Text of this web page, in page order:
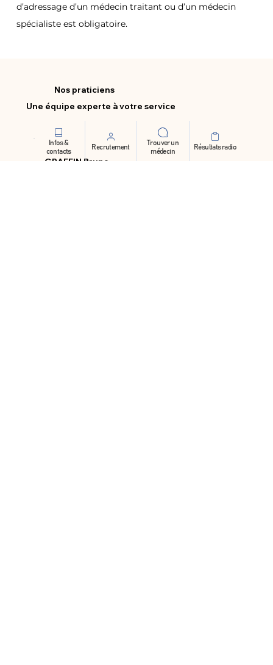
d’adressage d’un médecin traitant ou d’un médecin
spécialiste est obligatoire.
Nos praticiens
Une équipe experte à votre service
GRAFFIN Bruno
Infos &
contacts
Recrutement
Trouver un
médecin
Résultats radio